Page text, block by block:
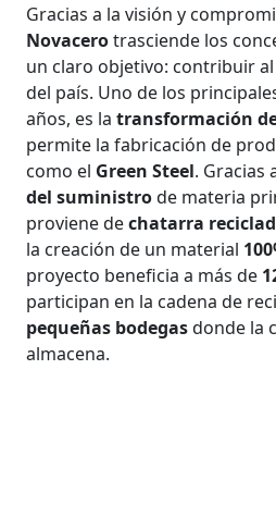
Gracias a la visión y
Novacerotrasciende los
un claro objetivo: contribuir
del país. Uno de los
años, es latransformación
permite la fabricación de
como el Green Steel. Gracias
del suministrode materia
proviene dechatarra
la creación de un material
proyecto beneficia a más de
participan en la cadena de
pequeñas bodegasdonde la
almacena.